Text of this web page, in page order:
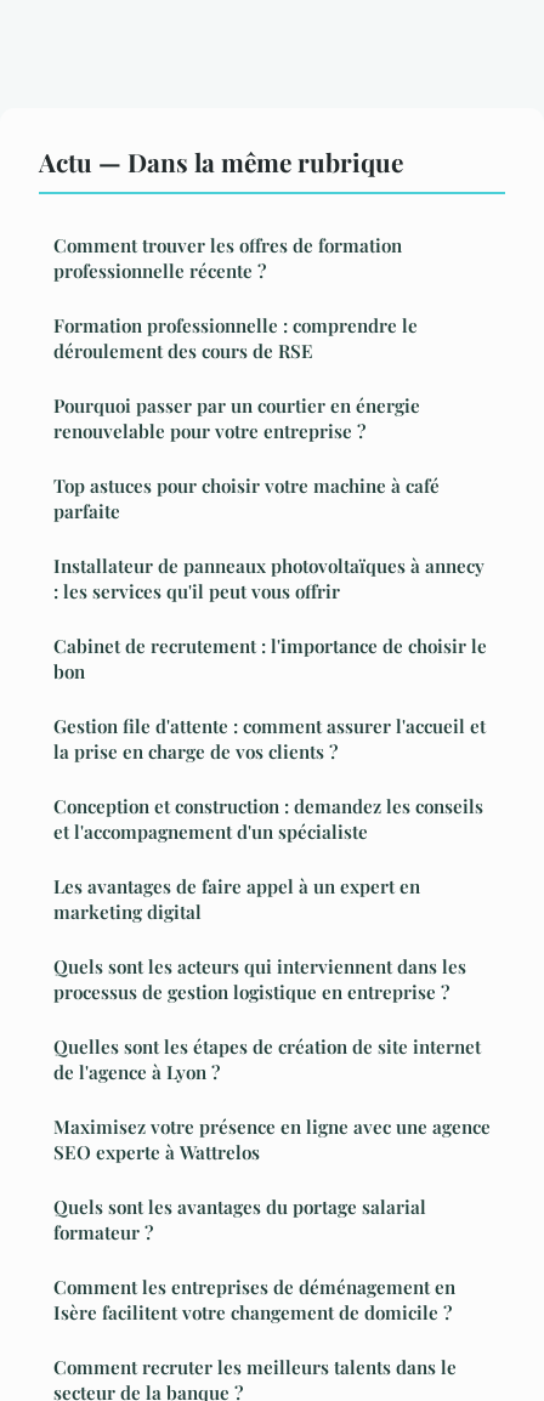
Actu — Dans la même rubrique
Comment trouver les offres de formation
professionnelle récente ?
Formation professionnelle : comprendre le
déroulement des cours de RSE
Pourquoi passer par un courtier en énergie
renouvelable pour votre entreprise ?
Top astuces pour choisir votre machine à café
parfaite
Installateur de panneaux photovoltaïques à annecy
: les services qu'il peut vous offrir
Cabinet de recrutement : l'importance de choisir le
bon
Gestion file d'attente : comment assurer l'accueil et
la prise en charge de vos clients ?
Conception et construction : demandez les conseils
et l'accompagnement d'un spécialiste
Les avantages de faire appel à un expert en
marketing digital
Quels sont les acteurs qui interviennent dans les
processus de gestion logistique en entreprise ?
Quelles sont les étapes de création de site internet
de l'agence à Lyon ?
Maximisez votre présence en ligne avec une agence
SEO experte à Wattrelos
Quels sont les avantages du portage salarial
formateur ?
Comment les entreprises de déménagement en
Isère facilitent votre changement de domicile ?
Comment recruter les meilleurs talents dans le
secteur de la banque ?